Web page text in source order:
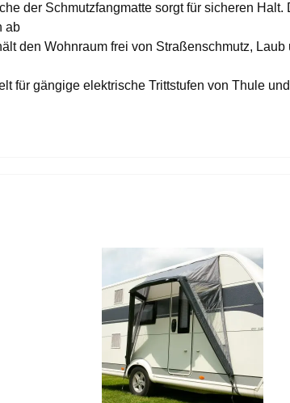
der Schmutzfangmatte sorgt für sicheren
ab
den Wohnraum frei von Straßenschmutz,
für gängige elektrische Trittstufen von Thule